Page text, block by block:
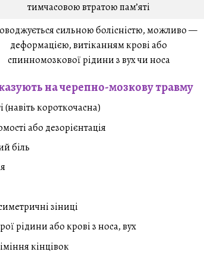
тимчасовою втратою пам’яті
сильною болісністю, можливо —
деформацією, витіканням крові або
спинномозкової рідини з вух чи носа
на черепно-мозкову травму
(навіть короткочасна)
або дезорієнтація
біль
зіниці
рідини або крові з носа, вух
кінцівок